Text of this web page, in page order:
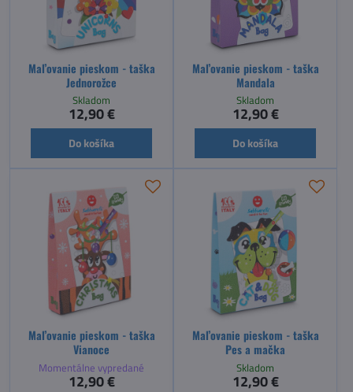
Maľovanie pieskom - taška
Jednorožce
Skladom
12,90 €
Do košíka
Maľovanie pieskom - taška
Mandala
Skladom
12,90 €
Do košíka
Maľovanie pieskom - taška
Vianoce
Momentálne vypredané
12,90 €
Maľovanie pieskom - taška
Pes a mačka
Skladom
12,90 €